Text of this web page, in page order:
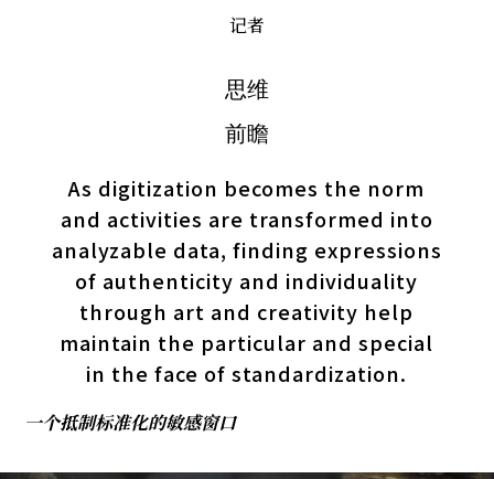
记者
As digitization becomes the norm
and activities are transformed into
analyzable data, finding expressions
of authenticity and individuality
through art and creativity help
maintain the particular and special
in the face of standardization.
一个抵制标准化的敏感窗口